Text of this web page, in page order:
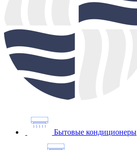
Бытовые кондиционеры